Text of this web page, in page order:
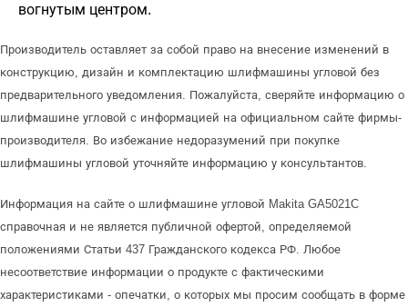
вогнутым центром.
Производитель оставляет за собой право на внесение изменений в
конструкцию, дизайн и комплектацию шлифмашины угловой без
предварительного уведомления. Пожалуйста, сверяйте информацию о
шлифмашине угловой с информацией на официальном сайте фирмы-
производителя. Во избежание недоразумений при покупке
шлифмашины угловой уточняйте информацию у консультантов.
Информация на сайте о шлифмашине угловой Makita GA5021C
справочная и не является публичной офертой, определяемой
положениями Статьи 437 Гражданского кодекса РФ. Любое
несоответствие информации о продукте с фактическими
характеристиками - опечатки, о которых мы просим сообщать в форме